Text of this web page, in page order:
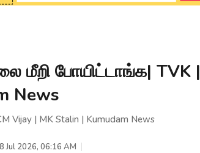
மீறி போயிட்டாங்க| TVK |
News
Vijay | MK Stalin | Kumudam News
Jul 2026, 06:16 AM